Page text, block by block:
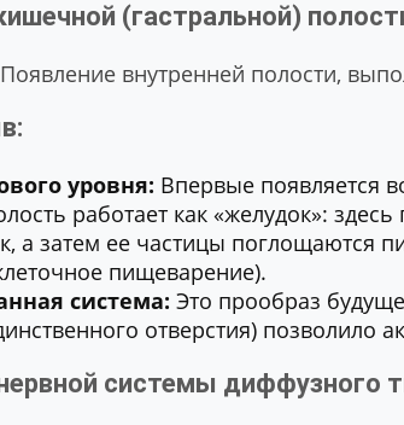
(гастральной)
Появление внутренней полости,
уровня: Впервые появляется
работает как «желудок»:
а затем ее частицы поглощаются
пищеварение).
система: Это прообраз
отверстия) позволило
системы диффузного